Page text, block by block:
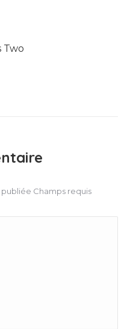
Two
Champs requis